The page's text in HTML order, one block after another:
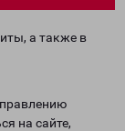
а также в
на сайте,